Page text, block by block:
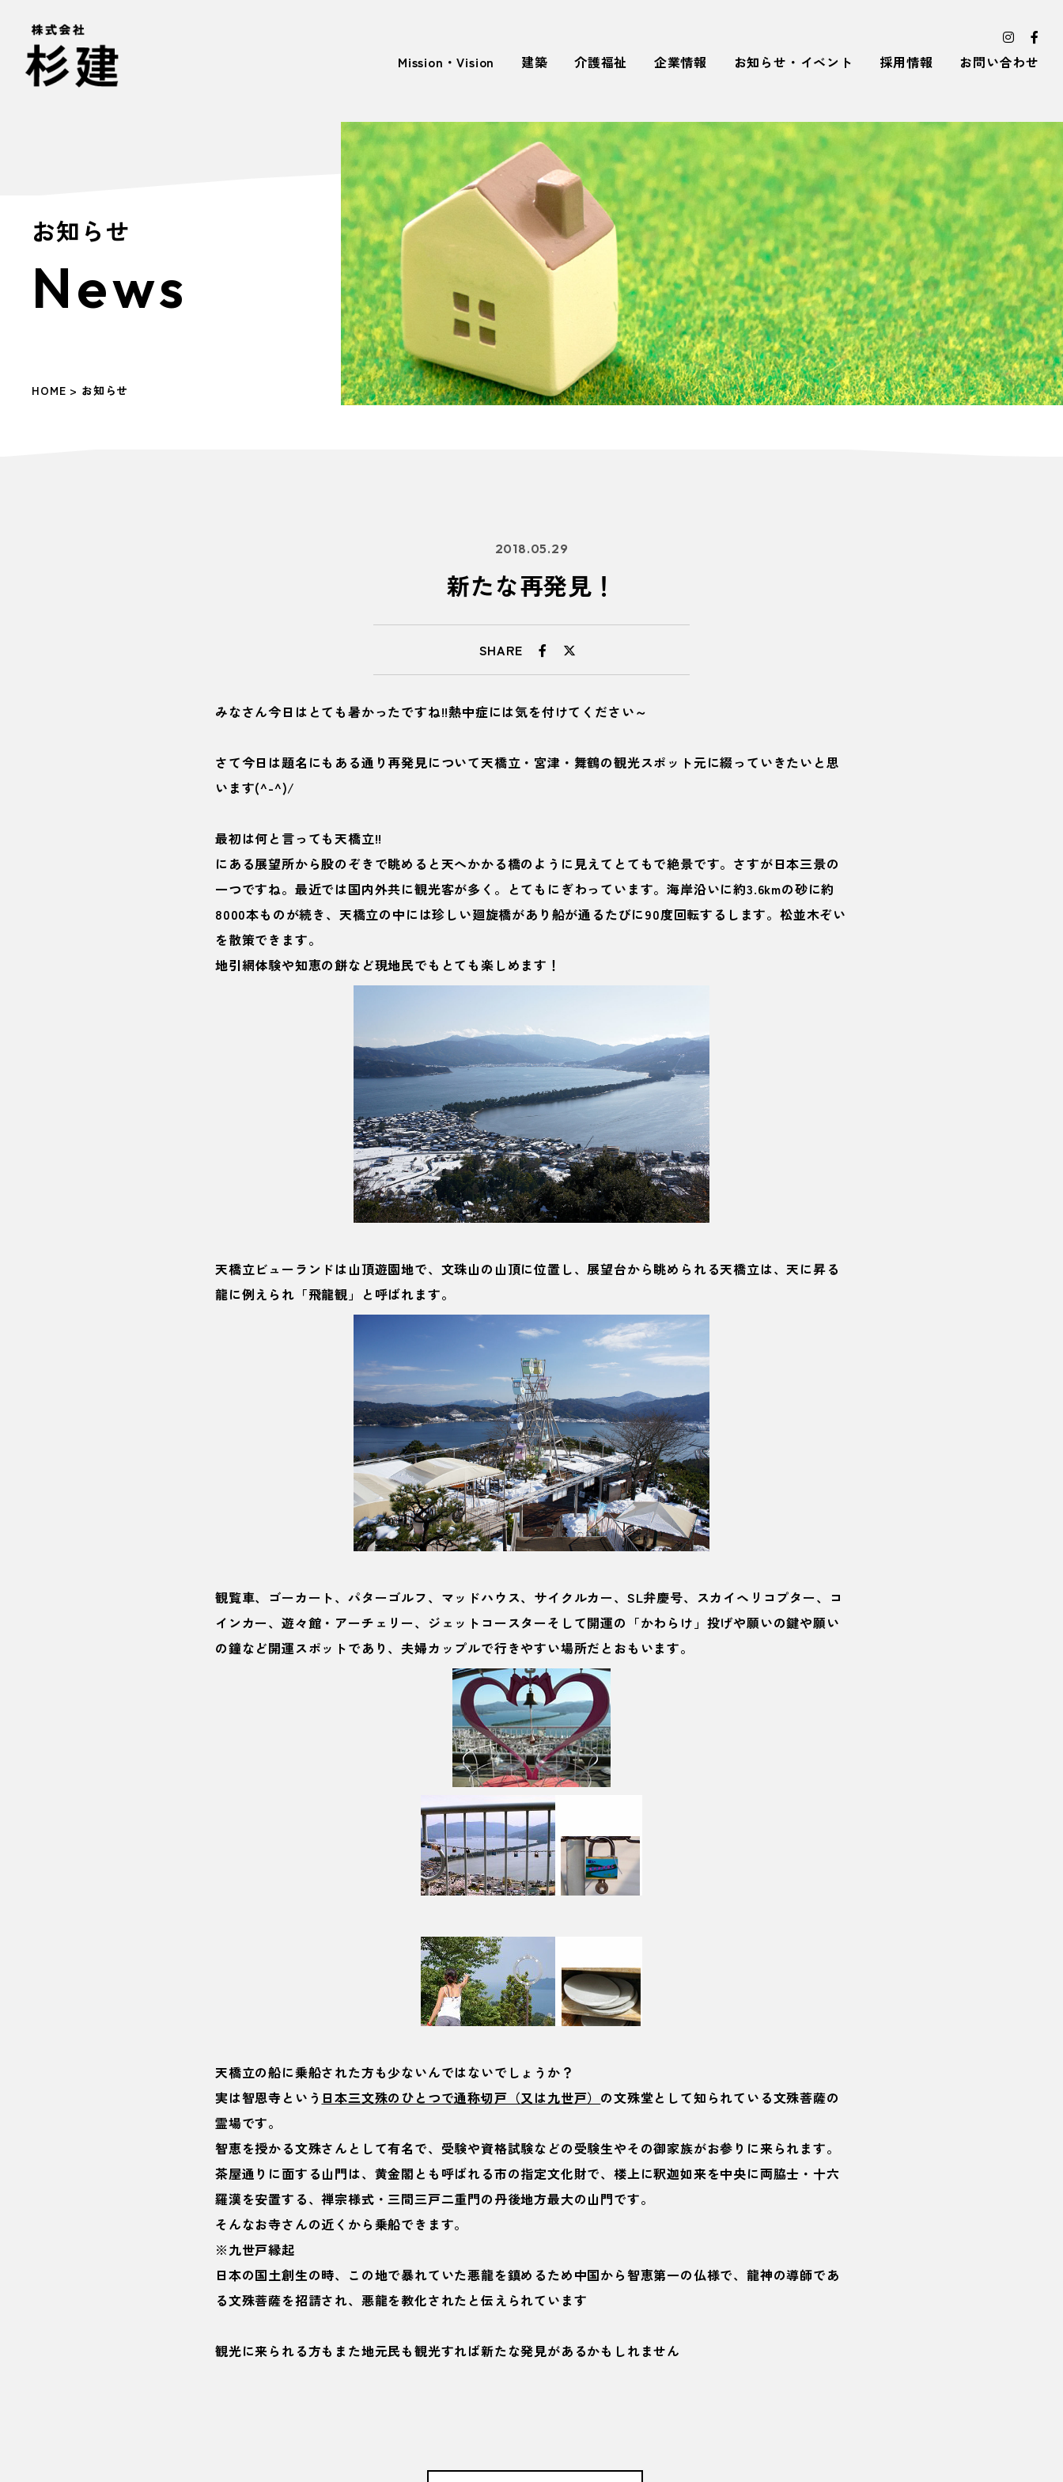
Mission・Vision 建築 介護福祉 企業情報 お知らせ・イベント 採用情報 お問い合わせ
お知らせ
News
HOME > お知らせ
2018.05.29
新たな再発見！
SHARE
みなさん今日はとても暑かったですね!!熱中症には気を付けてください～
さて今日は題名にもある通り再発見について天橋立・宮津・舞鶴の観光スポット元に綴っていきたいと思
います(^-^)/
最初は何と言っても天橋立!!
にある展望所から股のぞきで眺めると天へかかる橋のように見えてとてもで絶景です。さすが日本三景の
一つですね。最近では国内外共に観光客が多く。とてもにぎわっています。海岸沿いに約3.6kmの砂に約
8000本ものが続き、天橋立の中には珍しい廻旋橋があり船が通るたびに90度回転するします。松並木ぞい
を散策できます。
地引網体験や知恵の餅など現地民でもとても楽しめます！
天橋立ビューランドは山頂遊園地で、文珠山の山頂に位置し、展望台から眺められる天橋立は、天に昇る
龍に例えられ「飛龍観」と呼ばれます。
観覧車、ゴーカート、パターゴルフ、マッドハウス、サイクルカー、SL弁慶号、スカイヘリコプター、コ
インカー、遊々館・アーチェリー、ジェットコースターそして開運の「かわらけ」投げや願いの鍵や願い
の鐘など開運スポットであり、夫婦カップルで行きやすい場所だとおもいます。
天橋立の船に乗船された方も少ないんではないでしょうか？
実は智恩寺という 日本三文殊のひとつで通称切戸（又は九世戸） の文殊堂として知られている文殊菩薩の
霊場です。
智恵を授かる文殊さんとして有名で、受験や資格試験などの受験生やその御家族がお参りに来られます。
茶屋通りに面する山門は、黄金閣とも呼ばれる市の指定文化財で、楼上に釈迦如来を中央に両脇士・十六
羅漢を安置する、禅宗様式・三間三戸二重門の丹後地方最大の山門です。
そんなお寺さんの近くから乗船できます。
※九世戸縁起
日本の国土創生の時、この地で暴れていた悪龍を鎮めるため中国から智恵第一の仏様で、龍神の導師であ
る文殊菩薩を招請され、悪龍を教化されたと伝えられています
観光に来られる方もまた地元民も観光すれば新たな発見があるかもしれません